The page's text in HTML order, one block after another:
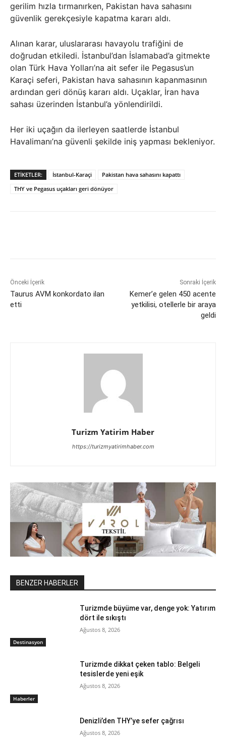
gerilim hızla tırmanırken, Pakistan hava sahasını
güvenlik gerekçesiyle kapatma kararı aldı.
Alınan karar, uluslararası havayolu trafiğini de
doğrudan etkiledi. İstanbul’dan İslamabad’a gitmekte
olan Türk Hava Yolları’na ait sefer ile Pegasus’un
Karaçi seferi, Pakistan hava sahasının kapanmasının
ardından geri dönüş kararı aldı. Uçaklar, İran hava
sahası üzerinden İstanbul’a yönlendirildi.
Her iki uçağın da ilerleyen saatlerde İstanbul
Havalimanı’na güvenli şekilde iniş yapması bekleniyor.
ETIKETLER: İstanbul-Karaçi
Pakistan hava sahasını kapattı
THY ve Pegasus uçakları geri dönüyor
Önceki İçerik
Taurus AVM konkordato ilan
etti
Sonraki İçerik
Kemer’e gelen 450 acente
yetkilisi, otellerle bir araya
geldi
Turizm Yatirim Haber
https://turizmyatirimhaber.com
BENZER HABERLER
Destinasyon
Turizmde büyüme var, denge yok: Yatırım
dört ile sıkıştı
Ağustos 8, 2026
Haberler
Turizmde dikkat çeken tablo: Belgeli
tesislerde yeni eşik
Ağustos 8, 2026
Denizli’den THY’ye sefer çağrısı
Ağustos 8, 2026